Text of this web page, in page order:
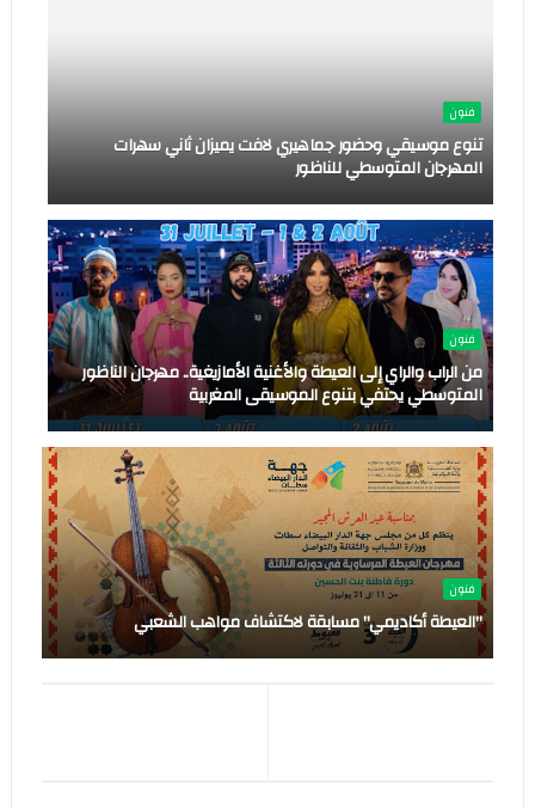
فنون
تنوع موسيقي وحضور جماهيري لافت يميزان ثاني سهرات
المهرجان المتوسطي للناظور
فنون
من الراب والراي إلى العيطة والأغنية الأمازيغية.. مهرجان الناظور
المتوسطي يحتفي بتنوع الموسيقى المغربية
فنون
"العيطة أكاديمي" مسابقة لاكتشاف مواهب الشعبي